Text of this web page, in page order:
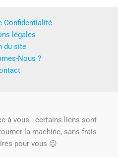
Confidentialité
légales
du site
Nous ?
à vous : certains liens sont
la machine, sans frais
pour vous 😉